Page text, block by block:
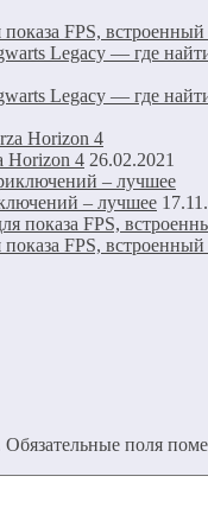
FPS, встроенный
Legacy — где
Legacy — где
Horizon 4 26.02.2021
– лучшее
FPS, встроенный
Обязательные поля